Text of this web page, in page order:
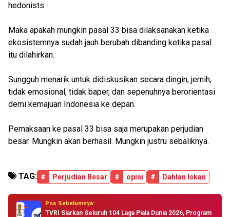
hedonists.
Maka apakah mungkin pasal 33 bisa dilaksanakan ketika
ekosistemnya sudah jauh berubah dibanding ketika pasal
itu dilahirkan.
Sungguh menarik untuk didiskusikan secara dingin, jernih,
tidak emosional, tidak baper, dan sepenuhnya berorientasi
demi kemajuan Indonesia ke depan.
Pemaksaan ke pasal 33 bisa saja merupakan perjudian
besar. Mungkin akan berhasil. Mungkin justru sebaliknya.
TAG: # Perjudian Besar # opini # Dahlan Iskan
Pos Sebelumnya:
TVRI Siarkan Seluruh 104 Laga Piala Dunia 2026, Program